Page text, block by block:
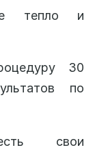
тепло и
30
по
свои